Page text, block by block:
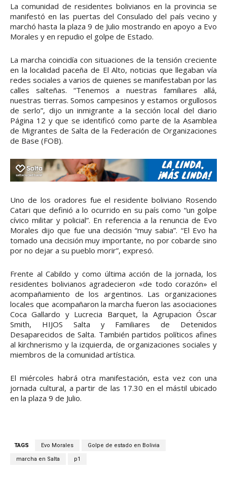
La comunidad de residentes bolivianos en la provincia se
manifestó en las puertas del Consulado del país vecino y
marchó hasta la plaza 9 de Julio mostrando en apoyo a Evo
Morales y en repudio el golpe de Estado.
La marcha coincidía con situaciones de la tensión creciente
en la localidad paceña de El Alto, noticias que llegaban vía
redes sociales a varios de quienes se manifestaban por las
calles salteñas. “Tenemos a nuestras familiares allá,
nuestras tierras. Somos campesinos y estamos orgullosos
de serlo”, dijo un inmigrante a la sección local del diario
Página 12 y que se identificó como parte de la Asamblea
de Migrantes de Salta de la Federación de Organizaciones
de Base (FOB).
Uno de los oradores fue el residente boliviano Rosendo
Catari que definió a lo ocurrido en su país como “un golpe
cívico militar y policial”. En referencia a la renuncia de Evo
Morales dijo que fue una decisión “muy sabia”. “El Evo ha
tomado una decisión muy importante, no por cobarde sino
por no dejar a su pueblo morir”, expresó.
Frente al Cabildo y como última acción de la jornada, los
residentes bolivianos agradecieron «de todo corazón» el
acompañamiento de los argentinos. Las organizaciones
locales que acompañaron la marcha fueron las asociaciones
Coca Gallardo y Lucrecia Barquet, la Agrupacion Óscar
Smith, HIJOS Salta y Familiares de Detenidos
Desaparecidos de Salta. También partidos políticos afines
al kirchnerismo y la izquierda, de organizaciones sociales y
miembros de la comunidad artística.
El miércoles habrá otra manifestación, esta vez con una
jornada cultural, a partir de las 17.30 en el mástil ubicado
en la plaza 9 de Julio.
TAGS Evo Morales Golpe de estado en Bolivia
marcha en Salta p1